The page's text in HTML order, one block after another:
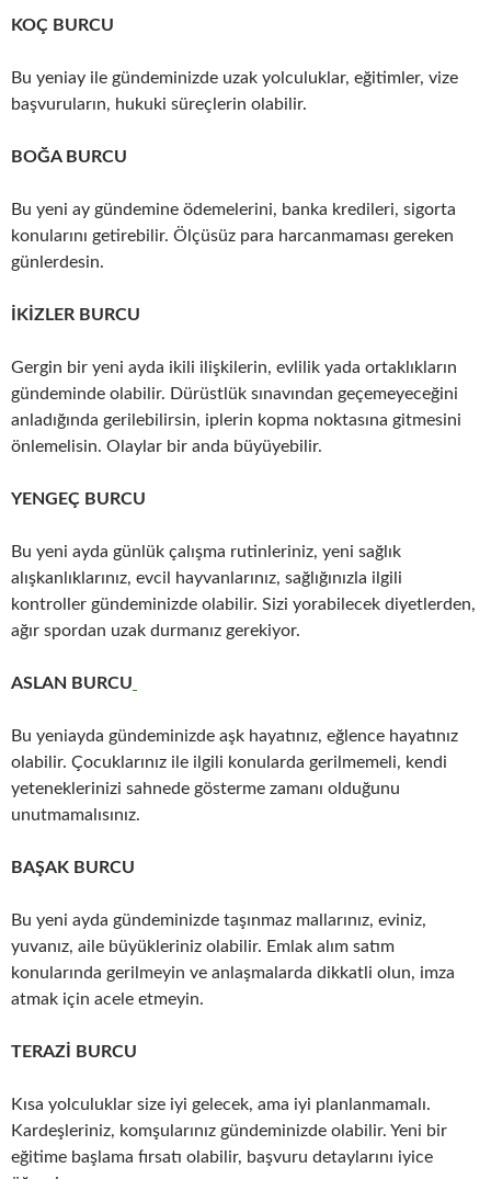
KOÇ BURCU
Bu yeniay ile gündeminizde uzak yolculuklar, eğitimler, vize
başvuruların, hukuki süreçlerin olabilir.
BOĞA BURCU
Bu yeni ay gündemine ödemelerini, banka kredileri, sigorta
konularını getirebilir. Ölçüsüz para harcanmaması gereken
günlerdesin.
İKİZLER BURCU
Gergin bir yeni ayda ikili ilişkilerin, evlilik yada ortaklıkların
gündeminde olabilir. Dürüstlük sınavından geçemeyeceğini
anladığında gerilebilirsin, iplerin kopma noktasına gitmesini
önlemelisin. Olaylar bir anda büyüyebilir.
YENGEÇ BURCU
Bu yeni ayda günlük çalışma rutinleriniz, yeni sağlık
alışkanlıklarınız, evcil hayvanlarınız, sağlığınızla ilgili
kontroller gündeminizde olabilir. Sizi yorabilecek diyetlerden,
ağır spordan uzak durmanız gerekiyor.
ASLAN BURCU
Bu yeniayda gündeminizde aşk hayatınız, eğlence hayatınız
olabilir. Çocuklarınız ile ilgili konularda gerilmemeli, kendi
yeteneklerinizi sahnede gösterme zamanı olduğunu
unutmamalısınız.
BAŞAK BURCU
Bu yeni ayda gündeminizde taşınmaz mallarınız, eviniz,
yuvanız, aile büyükleriniz olabilir. Emlak alım satım
konularında gerilmeyin ve anlaşmalarda dikkatli olun, imza
atmak için acele etmeyin.
TERAZİ BURCU
Kısa yolculuklar size iyi gelecek, ama iyi planlanmamalı.
Kardeşleriniz, komşularınız gündeminizde olabilir. Yeni bir
eğitime başlama fırsatı olabilir, başvuru detaylarını iyice